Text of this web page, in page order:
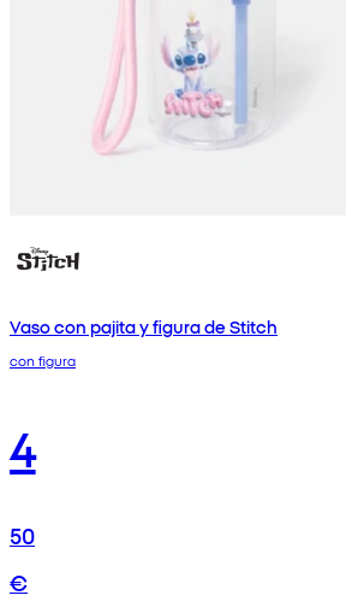
Vaso con pajita y figura de Stitch
con figura
4
50
€